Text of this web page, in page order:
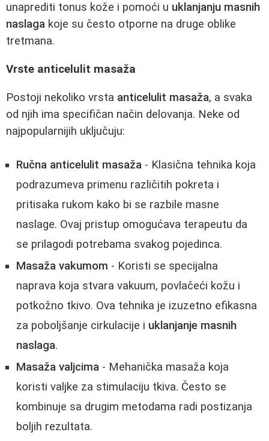
unaprediti tonus kože i pomoći u uklanjanju masnih
naslaga koje su često otporne na druge oblike
tretmana.
Vrste anticelulit masaža
Postoji nekoliko vrsta anticelulit masaža, a svaka
od njih ima specifičan način delovanja. Neke od
najpopularnijih uključuju:
Ručna anticelulit masaža - Klasična tehnika koja
podrazumeva primenu različitih pokreta i
pritisaka rukom kako bi se razbile masne
naslage. Ovaj pristup omogućava terapeutu da
se prilagodi potrebama svakog pojedinca.
Masaža vakumom - Koristi se specijalna
naprava koja stvara vakuum, povlačeći kožu i
potkožno tkivo. Ova tehnika je izuzetno efikasna
za poboljšanje cirkulacije i uklanjanje masnih
naslaga.
Masaža valjcima - Mehanička masaža koja
koristi valjke za stimulaciju tkiva. Često se
kombinuje sa drugim metodama radi postizanja
boljih rezultata.